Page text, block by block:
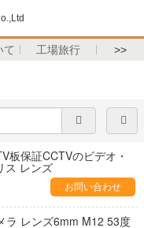
て 工場旅行 >>
板保証CCTVのビデオ・
ス レンズ
お問い合わせ
ラ レンズ6mm M12 53度